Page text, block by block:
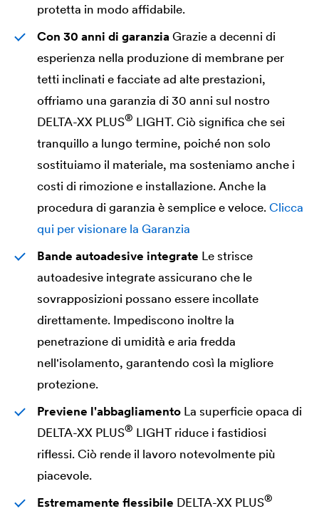
protetta in modo affidabile.
Con 30 anni di garanziaGrazie a decenni di
esperienza nella produzione di membrane per
tetti inclinati e facciate ad alte prestazioni,
offriamo una garanzia di 30 anni sul nostro
DELTA-XX PLUS® LIGHT. Ciò significa che sei
tranquillo a lungo termine, poiché non solo
sostituiamo il materiale, ma sosteniamo anche i
costi di rimozione e installazione. Anche la
procedura di garanzia è semplice e veloce.Clicca
qui per visionare la Garanzia
Bande autoadesive integrate Le strisce
autoadesive integrate assicurano che le
sovrapposizioni possano essere incollate
direttamente. Impediscono inoltre la
penetrazione di umidità e aria fredda
nell'isolamento, garantendo così la migliore
protezione.
Previene l'abbagliamento La superficie opaca di
DELTA-XX PLUS® LIGHT riduce i fastidiosi
riflessi. Ciò rende il lavoro notevolmente più
piacevole.
Estremamente flessibile DELTA-XX PLUS®